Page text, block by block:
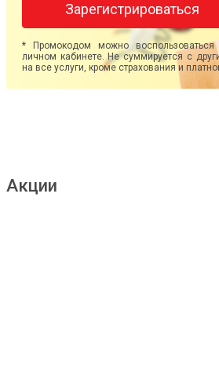
Зарегистрироваться
* Промокодом можно воспользоваться
личном кабинете. Не суммируется с
на все услуги, кроме страхования и
Акции